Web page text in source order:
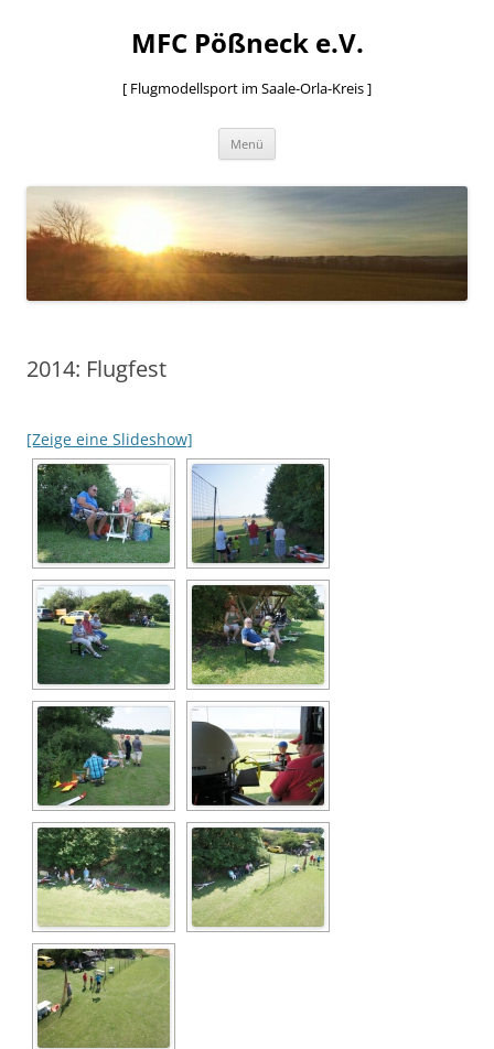
MFC Pößneck e.V.
[ Flugmodellsport im Saale-Orla-Kreis ]
Menü
2014: Flugfest
[Zeige eine Slideshow]